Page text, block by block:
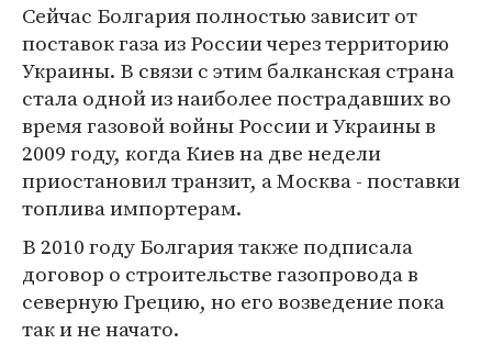
Сейчас Болгария полностью зависит от
поставок газа из России через территорию
Украины. В связи с этим балканская страна
стала одной из наиболее пострадавших во
время газовой войны России и Украины в
2009 году, когда Киев на две недели
приостановил транзит, а Москва - поставки
топлива импортерам.
В 2010 году Болгария также подписала
договор о строительстве газопровода в
северную Грецию, но его возведение пока
так и не начато.